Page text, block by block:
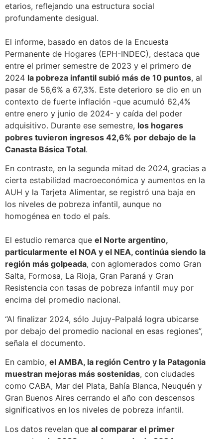
etarios, reflejando una estructura social
profundamente desigual.
El informe, basado en datos de la Encuesta
Permanente de Hogares (EPH-INDEC), destaca que
entre el primer semestre de 2023 y el primero de
2024 la pobreza infantil subió más de 10 puntos, al
pasar de 56,6% a 67,3%. Este deterioro se dio en un
contexto de fuerte inflación -que acumuló 62,4%
entre enero y junio de 2024- y caída del poder
adquisitivo. Durante ese semestre, los hogares
pobres tuvieron ingresos 42,6% por debajo de la
Canasta Básica Total.
En contraste, en la segunda mitad de 2024, gracias a
cierta estabilidad macroeconómica y aumentos en la
AUH y la Tarjeta Alimentar, se registró una baja en
los niveles de pobreza infantil, aunque no
homogénea en todo el país.
El estudio remarca que el Norte argentino,
particularmente el NOA y el NEA, continúa siendo la
región más golpeada, con aglomerados como Gran
Salta, Formosa, La Rioja, Gran Paraná y Gran
Resistencia con tasas de pobreza infantil muy por
encima del promedio nacional.
“Al finalizar 2024, sólo Jujuy-Palpalá logra ubicarse
por debajo del promedio nacional en esas regiones”,
señala el documento.
En cambio, el AMBA, la región Centro y la Patagonia
muestran mejoras más sostenidas, con ciudades
como CABA, Mar del Plata, Bahía Blanca, Neuquén y
Gran Buenos Aires cerrando el año con descensos
significativos en los niveles de pobreza infantil.
Los datos revelan que al comparar el primer